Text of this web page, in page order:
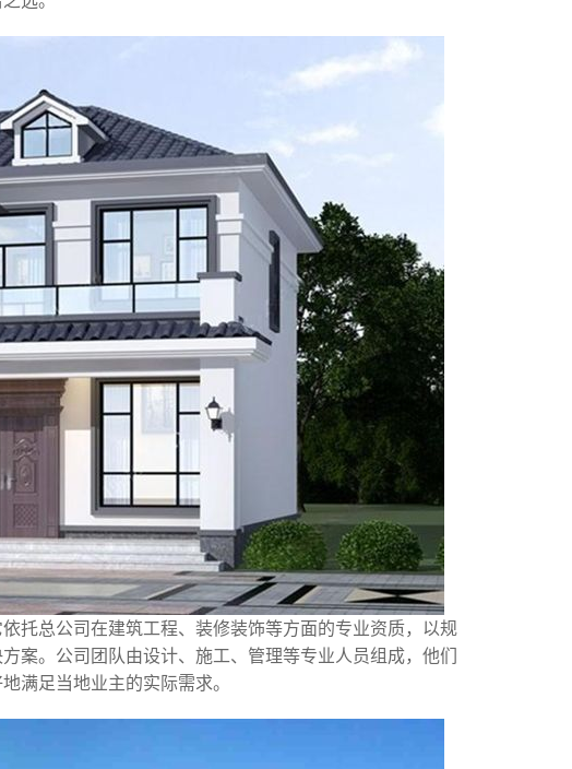
托总公司在建筑工程、装修装饰等方面的专业资质，以规
案。公司团队由设计、施工、管理等专业人员组成，他们
满足当地业主的实际需求。